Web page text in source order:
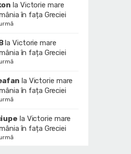
la Victorie mare
în fața Greciei
laVictorie mare
în fața Greciei
la Victorie mare
în fața Greciei
la Victorie mare
în fața Greciei